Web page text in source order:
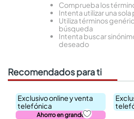
Comprueba los
Intenta utilizar una sola
Utiliza términos
búsqueda
Intenta buscar
deseado
Recomendados para ti
Exclusivo online y venta
telefónica
Ahorro en grande